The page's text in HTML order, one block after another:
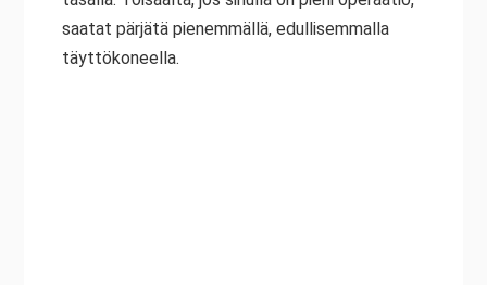
saatat pärjätä pienemmällä, edullisemmalla
täyttökoneella.